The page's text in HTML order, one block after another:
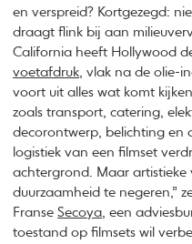
en verspreid? Kortgezegd:
draagt flink bij aan
California heeft Hollywood
voetafdruk , vlak na de olie-
voort uit alles wat komt
zoals transport, catering,
decorontwerp, belichting en
logistiek van een filmset
achtergrond. Maar artistieke
duurzaamheid te negeren,”
FranseSecoya , een
toestand op filmsets wil